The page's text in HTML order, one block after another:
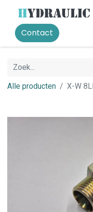
Contact
Alle producten X-W